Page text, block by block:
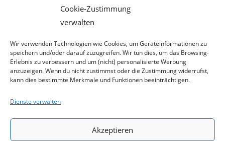
Cookie-Zustimmung
verwalten
Wir verwenden Technologien wie Cookies, um Geräteinformationen zu
speichern und/oder darauf zuzugreifen. Wir tun dies, um das Browsing-
Erlebnis zu verbessern und um (nicht) personalisierte Werbung
anzuzeigen. Wenn du nicht zustimmst oder die Zustimmung widerrufst,
kann dies bestimmte Merkmale und Funktionen beeinträchtigen.
Dienste verwalten
Akzeptieren
Sonstiges
Eismeister
Skifahren Schwarzwald